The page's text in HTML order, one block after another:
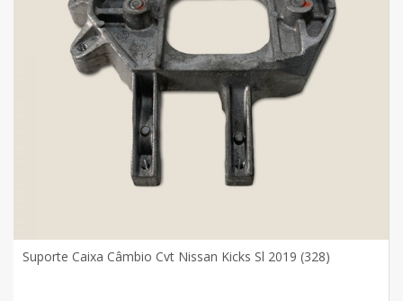
Suporte Caixa Câmbio Cvt Nissan Kicks Sl 2019 (328)